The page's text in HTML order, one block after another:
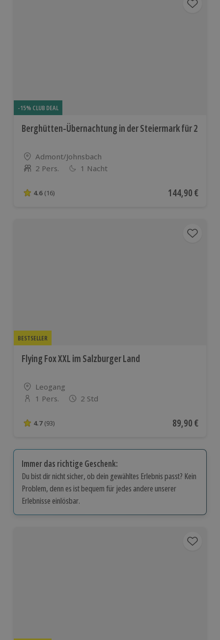
-15% CLUB DEAL
Berghütten-Übernachtung in der Steiermark für 2
Standort
Admont/Johnsbach
Anzahl der Teilnehmer
2 Pers. 1 Nacht
4.6 von 5 Sternen basierend auf 16 Bewertungen
4.6 (16) Aktueller Preis
144,90 €
BESTSELLER
Flying Fox XXL im Salzburger Land
Standort
Leogang
Anzahl der Teilnehmer
1 Pers. 2 Std
4.7 von 5 Sternen basierend auf 93 Bewertungen
4.7 (93) Aktueller
89,90 €
Immer das richtige Geschenk:
Du bist dir nicht sicher, ob dein gewähltes Erlebnis passt? Kein
Problem, denn es ist bequem für jedes andere unserer
Erlebnisse einlösbar.